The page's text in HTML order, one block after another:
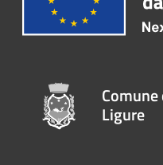
Ligure